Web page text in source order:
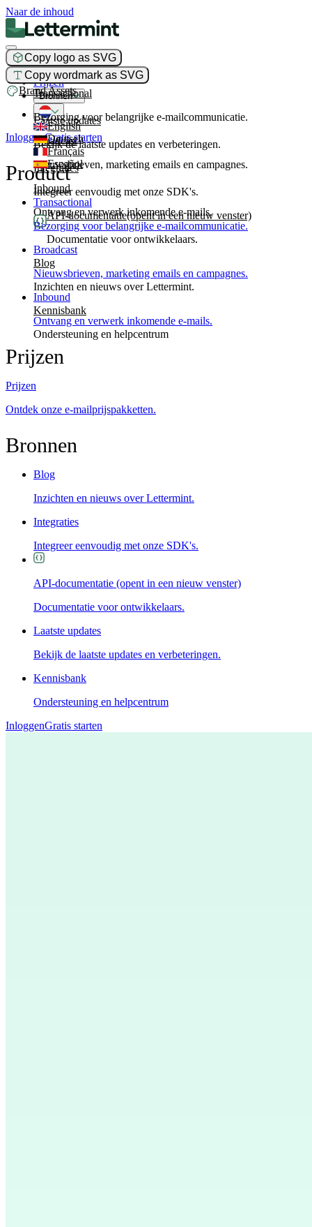
Naar de inhoud
Copy logo as SVG
Copy wordmark as SVG
Brand Assets
Product
Transactional
Bezorging voor belangrijke e-mailcommunicatie.
Broadcast
Nieuwsbrieven, marketing emails en campagnes.
Inbound
Ontvang en verwerk inkomende e-mails.
Prijzen
Bronnen
Laatste updates
Bekijk de laatste updates en verbeteringen.
Integraties
Integreer eenvoudig met onze SDK's.
API-documentatie(opent in een nieuw venster)
Documentatie voor ontwikkelaars.
Blog
Inzichten en nieuws over Lettermint.
Kennisbank
Ondersteuning en helpcentrum
English
Deutsch
Français
Español
InloggenGratis starten
Product
Transactional
Bezorging voor belangrijke e-mailcommunicatie.
Broadcast
Nieuwsbrieven, marketing emails en campagnes.
Inbound
Ontvang en verwerk inkomende e-mails.
Prijzen
Prijzen
Ontdek onze e-mailprijspakketten.
Bronnen
Blog
Inzichten en nieuws over Lettermint.
Integraties
Integreer eenvoudig met onze SDK's.
API-documentatie (opent in een nieuw venster)
Documentatie voor ontwikkelaars.
Laatste updates
Bekijk de laatste updates en verbeteringen.
Kennisbank
Ondersteuning en helpcentrum
InloggenGratis starten